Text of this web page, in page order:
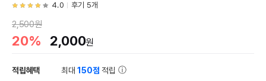
4.0 후기 5개
2,500원
20% 2,000원
적립혜택 최대150점 적립